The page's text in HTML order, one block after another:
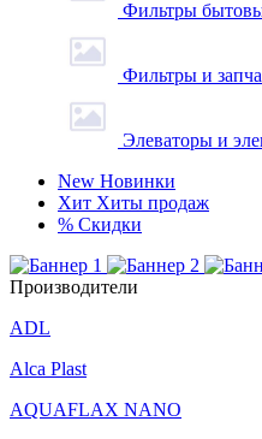
Фильтры
Фильтры и
Элеваторы и
New Новинки
Хит Хиты продаж
% Скидки
Производители
ADL
Alca Plast
AQUAFLAX NANO